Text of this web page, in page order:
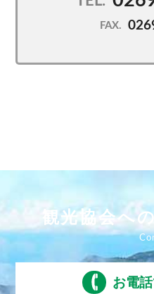
FAX.
観光協会へ
お電